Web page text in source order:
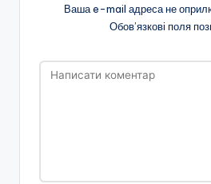
Ваша e-mail адреса не
Обов’язкові поля